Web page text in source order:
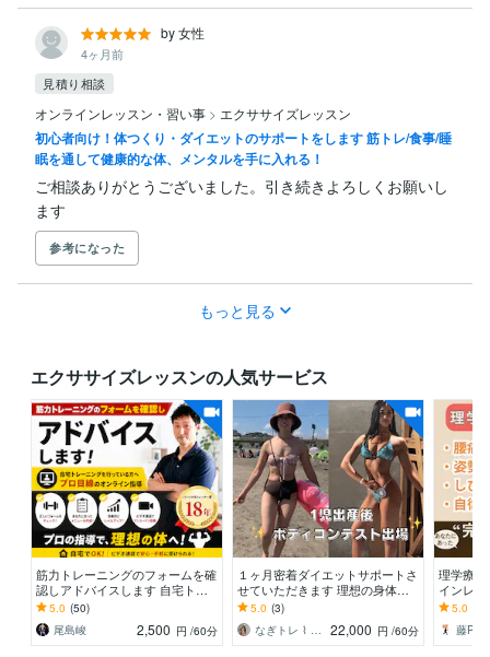
by 女性
4ヶ月前
見積り相談
オンラインレッスン・習い事 > エクササイズレッスン
初心者向け！体つくり・ダイエットのサポートをします 筋トレ/食事/睡
眠を通して健康的な体、メンタルを手に入れる！
ご相談ありがとうございました。引き続きよろしくお願いし
ます
参考になった
もっと見る
エクササイズレッスンの人気サービス
筋力トレーニングのフォームを確
認しアドバイスします 自宅トレ
ーニングを行っている方へ、プロ
目線のオンライン指導
5.0 (50)
尾島峻
2,500 円 /60分
１ヶ月密着ダイエットサポートさ
せていただきます 理想の身体を
最短で叶える完全マンツーマンレ
ッスン
5.0 (3)
なぎトレ ⌇ パーソナルトレーナー
22,000 円 /60分
理学療
インレ
痛み改
5.0
藤PT